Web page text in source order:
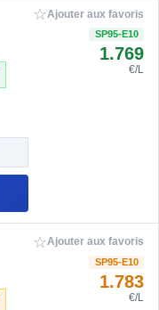
☆Ajouter aux favoris
SP95-E10
1.769
€/L
☆Ajouter aux favoris
SP95-E10
1.783
€/L